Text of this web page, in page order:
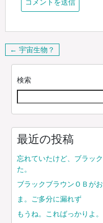
投
稿
ー
シ
← 宇宙生物？
検索
最近の投稿
忘れていたけど、ブラッ
た。
ブラックブラウンＯＢが
ま。ご多分に漏れず
もうね。こればっかりよ。